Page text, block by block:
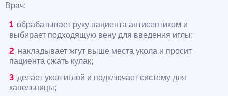
Врач:
обрабатывает руку пациента антисептиком и
выбирает подходящую вену для введения иглы;
накладывает жгут выше места укола и просит
пациента сжать кулак;
делает укол иглой и подключает систему для
капельницы;